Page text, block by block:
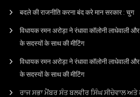
बदले की राजनीति करना बंद करे मान सरकार : चुग
विधायक रमन अरोड़ा ने रंधावा कॉलोनी लाधेवाली
के सदस्यों के साथ की मीटिंग
विधायक रमन अरोड़ा ने रंधावा कॉलोनी लाधेवाली
के सदस्यों के साथ की मीटिंग
ਰਾਜ ਸਭਾ ਮੈਂਬਰ ਸੰਤ ਬਲਵੀਰ ਸਿੰਘ ਸੀਚੇਵਾਲ